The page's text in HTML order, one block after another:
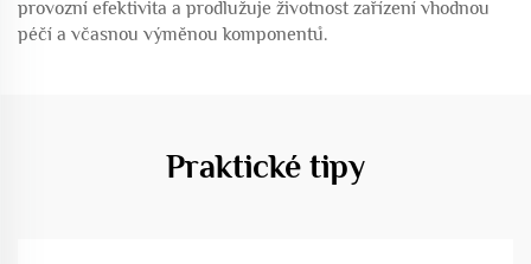
provozní efektivita a prodlužuje životnost zařízení vhodnou
péčí a včasnou výměnou komponentů.
Praktické tipy